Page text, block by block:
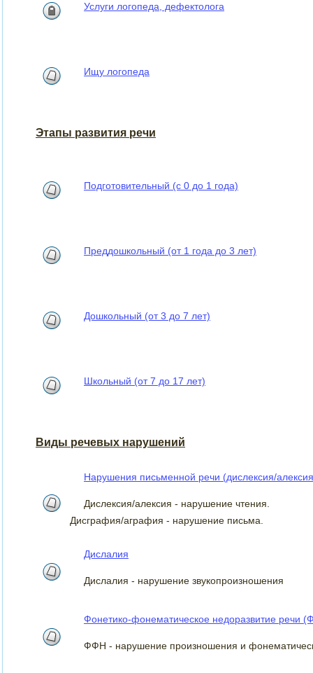
Услуги логопеда, дефектолога
Ищу логопеда
Этапы развития речи
Подготовительный (с 0 до 1 года)
Преддошкольный (от 1 года до 3 лет)
Дошкольный (от 3 до 7 лет)
Школьный (от 7 до 17 лет)
Виды речевых нарушений
Нарушения письменной речи (дислексия/
Дислексия/алексия - нарушение чтения.
Дисграфия/аграфия - нарушение письма.
Дислалия
Дислалия - нарушение звукопроизношения
Фонетико-фонематическое недоразвитие речи
ФФН - нарушение произношения и